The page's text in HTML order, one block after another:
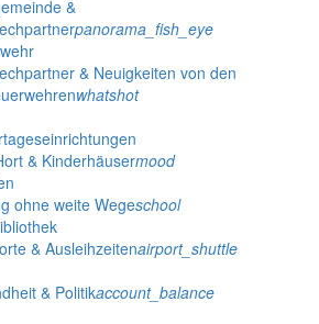
&
panorama_fish_eye
& Neuigkeiten von den
whatshot
& Kinderhäusermood
ohne weite Wegeschool
& Ausleihzeitenairport_shuttle
& Politikaccount_balance